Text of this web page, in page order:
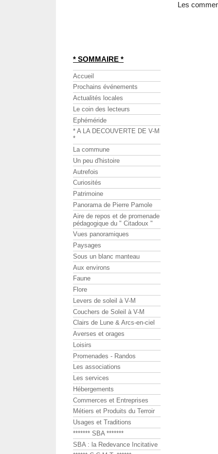
Les
* SOMMAIRE *
Accueil
Prochains événements
Actualités locales
Le coin des lecteurs
Ephéméride
* A LA DECOUVERTE DE V-M
*
La commune
Un peu d'histoire
Autrefois
Curiosités
Patrimoine
Panorama de Pierre Pamole
Aire de repos et de promenade
pédagogique du " Citadoux "
Vues panoramiques
Paysages
Sous un blanc manteau
Aux environs
Faune
Flore
Levers de soleil à V-M
Couchers de Soleil à V-M
Clairs de Lune & Arcs-en-ciel
Averses et orages
Loisirs
Promenades - Randos
Les associations
Les services
Hébergements
Commerces et Entreprises
Métiers et Produits du Terroir
Usages et Traditions
******* SBA *******
SBA : la Redevance Incitative